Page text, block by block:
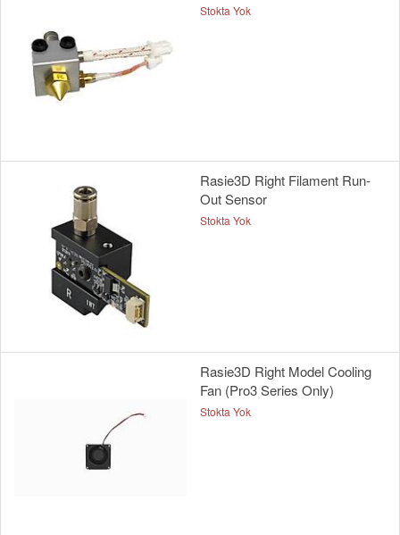
Stokta Yok
Rasie3D Right Filament Run-
Out Sensor
Stokta Yok
Rasie3D Right Model Cooling
Fan (Pro3 Series Only)
Stokta Yok